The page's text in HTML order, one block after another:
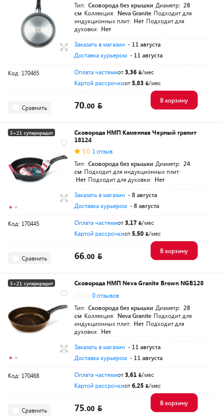
Тип: Сковорода без крышки Диаметр: 28
см Коллекция: Neva Granite Подходит для
индукционных плит: Нет Подходит для
духовки: Нет
Заказать в магазин - 11 августа
Доставка курьером - 11 августа
Код: 170465 Оплата частямиот3,36
/мес
Картой рассрочкиот 5,83 /мес
Сравнить 70.00
В корзину
3+21 суперкредит
Сковорода НМП Каменная Черный гранит
18124
5.0 1 отзыв
Тип: Сковорода без крышки Диаметр: 24
см Подходит для индукционных плит:
Нет Подходит для духовки: Нет
Заказать в магазин - 8 августа
Доставка курьером - 8 августа
Код: 170445 Оплата частямиот3,17
/мес
Картой рассрочкиот 5,50 /мес
Сравнить 66.00
В корзину
3+21 суперкредит
Сковорода НМП Neva Granite Brown NGB128
0 отзывов
Тип: Сковорода без крышки Диаметр: 28
см Коллекция: Neva Granite Подходит для
индукционных плит: Нет Подходит для
духовки: Нет
Заказать в магазин - 11 августа
Доставка курьером - 11 августа
Код: 170468 Оплата частямиот3,61
/мес
Картой рассрочкиот6,25 /мес
Сравнить 75.00
В корзину